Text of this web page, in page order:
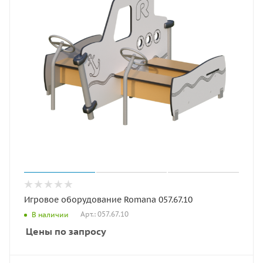
Игровое оборудование Romana 057.67.10
В наличии Арт.: 057.67.10
Цены по запросу